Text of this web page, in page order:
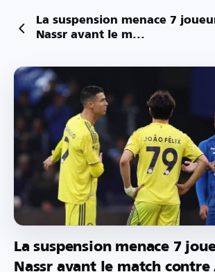
La suspension menace 7
Nassr avant le m...
La suspension menace 7
Nassr avant le match contre